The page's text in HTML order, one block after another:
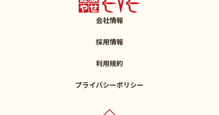
会社情報
採用情報
利用規約
プライバシーポリシー